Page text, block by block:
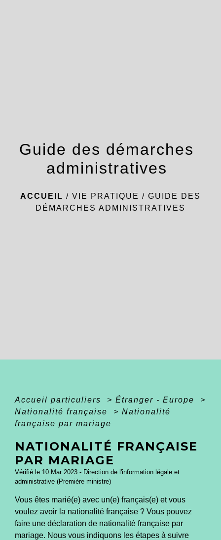
Guide des démarches
administratives
ACCUEIL / VIE PRATIQUE / GUIDE DES
DÉMARCHES ADMINISTRATIVES
Accueil particuliers > Étranger - Europe
>
Nationalité française
> Nationalité
française par mariage
NATIONALITÉ FRANÇAISE
PAR MARIAGE
Vérifié le 10 Mar 2023 - Direction de l'information légale et
administrative (Première ministre)
Vous êtes marié(e) avec un(e) français(e) et vous
voulez avoir la nationalité française ? Vous pouvez
faire une déclaration de nationalité française par
mariage. Nous vous indiquons les étapes à suivre